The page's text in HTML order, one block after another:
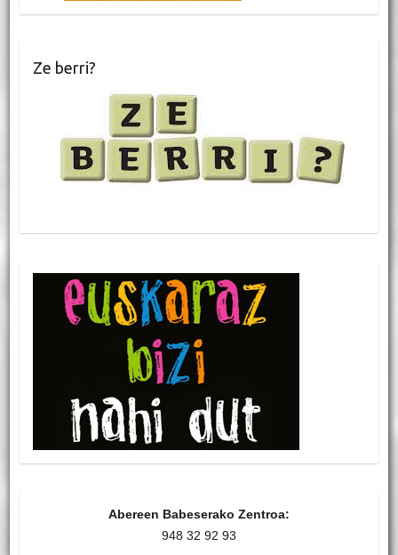
Ze berri?
Abereen Babeserako Zentroa:
948 32 92 93